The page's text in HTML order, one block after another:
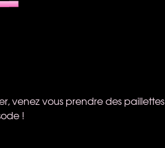
venez vous prendre des paillettes
!